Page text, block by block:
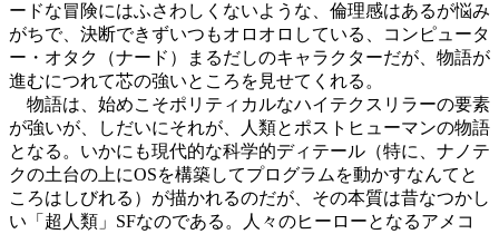
ードな冒険にはふさわしくないような、倫理感はあるが悩み
がちで、決断できずいつもオロオロしている、コンピュータ
ー・オタク（ナード）まるだしのキャラクターだが、物語が
進むにつれて芯の強いところを見せてくれる。
物語は、始めこそポリティカルなハイテクスリラーの要素
が強いが、しだいにそれが、人類とポストヒューマンの物語
となる。いかにも現代的な科学的ディテール（特に、ナノテ
クの土台の上にOSを構築してプログラムを動かすなんてと
ころはしびれる）が描かれるのだが、その本質は昔なつかし
い「超人類」SFなのである。人々のヒーローとなるアメコ